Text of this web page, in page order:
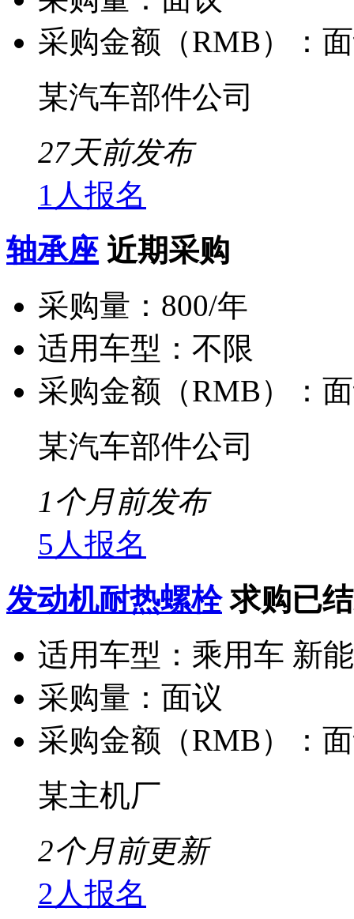
采购金额（RMB）：
某汽车部件公司
27天前发布
1人报名
轴承座 近期采购
采购量： 800/年
适用车型： 不限
采购金额（RMB）：
某汽车部件公司
1个月前发布
5人报名
发动机耐热螺栓 求购已
适用车型： 乘用车 新
采购量： 面议
采购金额（RMB）：
某主机厂
2个月前更新
2人报名